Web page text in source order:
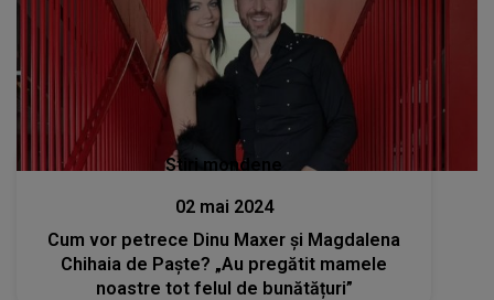
Stiri mondene
02 mai 2024
Cum vor petrece Dinu Maxer și Magdalena
Chihaia de Paște? „Au pregătit mamele
noastre tot felul de bunătățuri”